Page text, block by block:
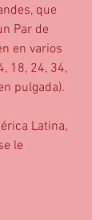
que
Par de
en varios
18, 24, 34,
pulgada).
Latina,
le